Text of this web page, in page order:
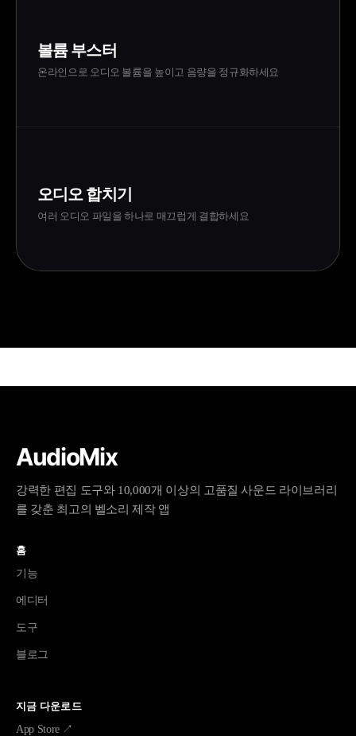
볼륨 부스터
온라인으로 오디오 볼륨을 높이고 음량을 정규화하세요
오디오 합치기
여러 오디오 파일을 하나로 매끄럽게 결합하세요
AudioMix
강력한 편집 도구와 10,000개 이상의 고품질 사운드 라이브러리
를 갖춘 최고의 벨소리 제작 앱
홈
기능
에디터
도구
블로그
지금 다운로드
App Store ↗